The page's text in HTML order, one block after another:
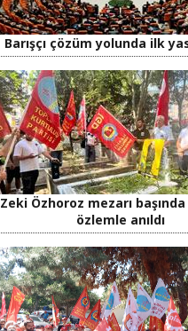
Barışçı çözüm yolunda ilk
Zeki Özhoroz mezarı başında
özlemle anıldı